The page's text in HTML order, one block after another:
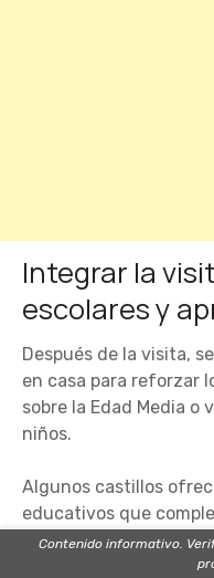
Integrar la
escolares y
Después de la visita,
en casa para reforzar
sobre la Edad Media o
niños.
Algunos castillos
educativos que
ayudan a los niños a
Contenido informativo.